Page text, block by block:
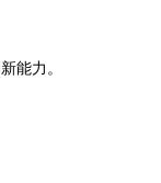
能力。